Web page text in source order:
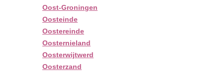
Oost-Groningen
Oosteinde
Oostereinde
Oosternieland
Oosterwijtwerd
Oosterzand